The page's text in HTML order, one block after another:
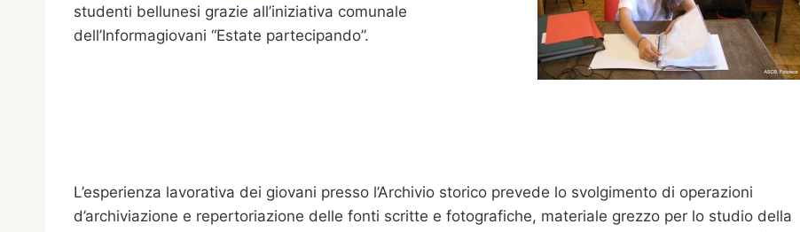
studenti bellunesi grazie all’iniziativa comunale
dell’Informagiovani “Estate partecipando”.
L’esperienza lavorativa dei giovani presso l’Archivio storico prevede lo svolgimento di operazioni
d’archiviazione e repertoriazione delle fonti scritte e fotografiche, materiale grezzo per lo studio della